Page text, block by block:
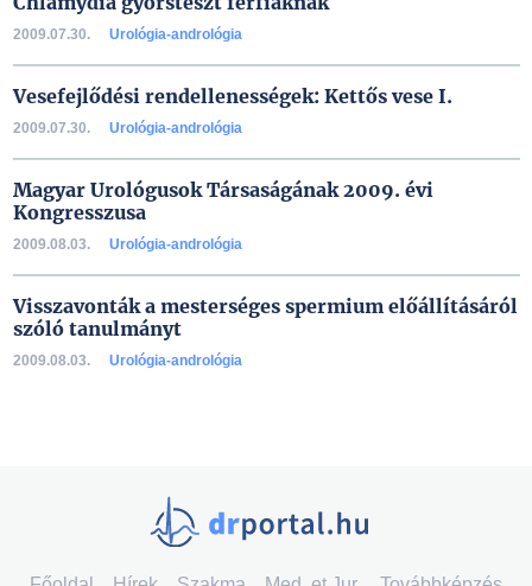
2009.07.30. Urológia-andrológia
Vesefejlődési rendellenességek: Kettős vese I.
2009.07.30. Urológia-andrológia
Magyar Urológusok Társaságának 2009. évi
Kongresszusa
2009.08.03. Urológia-andrológia
Visszavonták a mesterséges spermium előállításáról
szóló tanulmányt
2009.08.03. Urológia-andrológia